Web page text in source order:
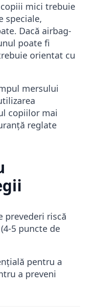
mici trebuie
speciale,
Dacă airbag-
poate fi
orientat cu
mersului
copiilor mai
reglate
prevederi riscă
(4-5 puncte de
pentru a
a preveni